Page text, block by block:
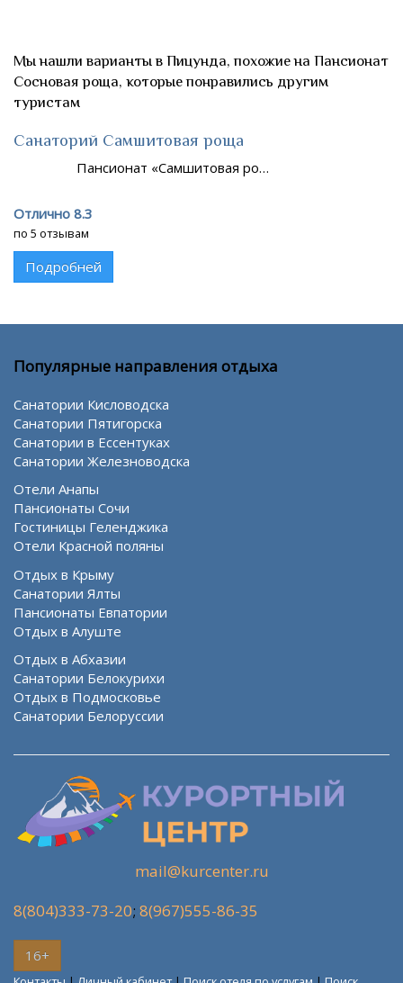
Мы нашли варианты в Пицунда, похожие на Пансионат
Сосновая роща, которые понравились другим
туристам
Санаторий Самшитовая роща
Пансионат «Самшитовая ро…
Отлично 8.3
по 5 отзывам
Подробней
Популярные направления отдыха
Санатории Кисловодска
Санатории Пятигорска
Санатории в Ессентуках
Санатории Железноводска
Отели Анапы
Пансионаты Сочи
Гостиницы Геленджика
Отели Красной поляны
Отдых в Крыму
Санатории Ялты
Пансионаты Евпатории
Отдых в Алуште
Отдых в Абхазии
Санатории Белокурихи
Отдых в Подмосковье
Санатории Белоруссии
mail@kurcenter.ru
8(804)333-73-20; 8(967)555-86-35
16+